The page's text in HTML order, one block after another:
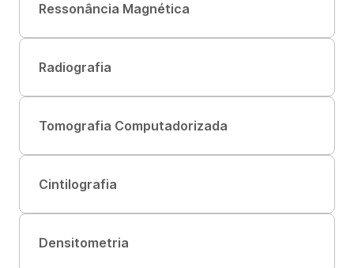
Ressonância Magnética
Radiografia
Tomografia Computadorizada
Cintilografia
Densitometria